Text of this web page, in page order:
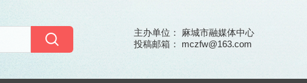
主办单位： 麻城市融媒体中心
投稿邮箱： mczfw@163.com